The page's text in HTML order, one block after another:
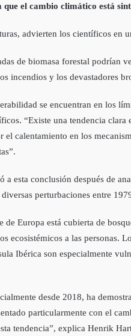
el cambio climático está
advierten los científicos en
de biomasa forestal podrían
incendios y los devastadores
se encuentran en los
“Existe una tendencia
calentamiento en los
esta conclusión después de
perturbaciones entre
de Europa está cubierta de
ecosistémicos a las personas.
Ibérica son especialmente
desde 2018, ha
particularmente con el
tendencia”, explica Henrik